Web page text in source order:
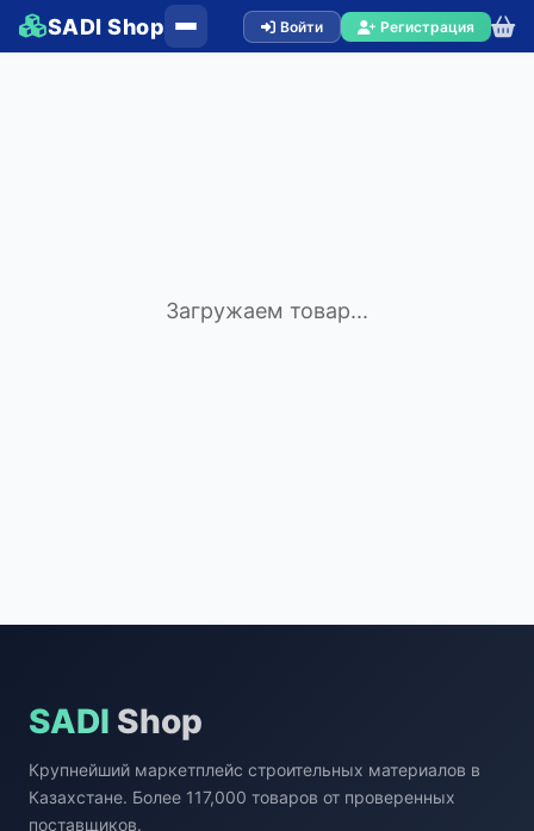
SADI Shop Войти Регистрация
Загружаем товар...
SADI Shop
Крупнейший маркетплейс строительных материалов в
Казахстане. Более 117,000 товаров от проверенных
поставщиков.